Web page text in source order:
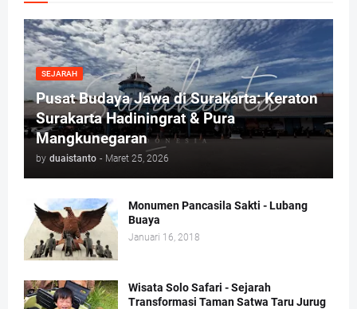
SEJARAH
Pusat Budaya Jawa di Surakarta: Keraton
Surakarta Hadiningrat & Pura
Mangkunegaran
by duaistanto - Maret 25, 2026
Monumen Pancasila Sakti - Lubang
Buaya
Januari 16, 2018
Wisata Solo Safari - Sejarah
Transformasi Taman Satwa Taru Jurug